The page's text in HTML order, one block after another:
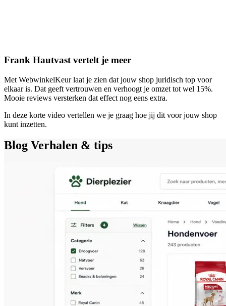
Frank Hautvast vertelt je meer
Met WebwinkelKeur laat je zien dat jouw shop juridisch top voor
elkaar is. Dat geeft vertrouwen en verhoogt je omzet tot wel 15%.
Mooie reviews versterken dat effect nog eens extra.
In deze korte video vertellen we je graag hoe jij dit voor jouw shop
kunt inzetten.
Blog Verhalen & tips